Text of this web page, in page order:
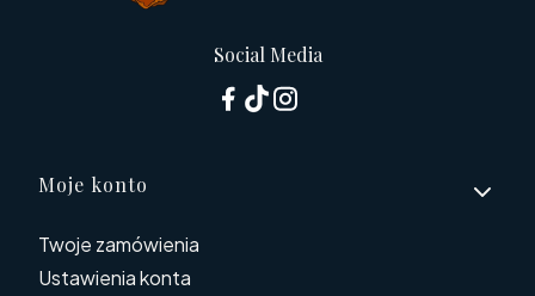
Social Media
Linki w stopce
Moje konto
Twoje zamówienia
Ustawienia konta